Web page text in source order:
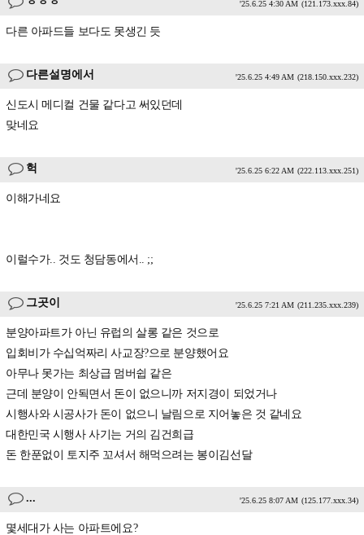
'25.6.25 4:30 AM (121.173.xxx.84)
다른 아파드들 보다도 못생긴 듯
다른설명에서 '25.6.25 4:49 AM (218.150.xxx.232)
신도시 메디컬 건물 같다고 써있던데
맞네요
헉 '25.6.25 6:22 AM (222.113.xxx.251)
이해가네요
이럴수가.. 것도 청담동에서.. ;;
그곳이 '25.6.25 7:21 AM (211.235.xxx.239)
분양아파트가 아닌 유럽의 살롱 같은 것으로
입회비가 수십억짜리 사교장?으로 분양했어요
아무나 못가는 최상급 멈버쉽 같은
근데 분양이 안됙면서 돈이 없으니까 저지경이 되었거나
시행사와 시공사가 돈이 없으니 날림으로 지어놓은 것 같네요
대한민국 시행사 사기는 거의 김건희급
돈 한푼없이 토지주 꼬셔서 해먹으려는 봉이김선달
... '25.6.25 8:07 AM (125.177.xxx.34)
몇세대가 사는 아파트에요?